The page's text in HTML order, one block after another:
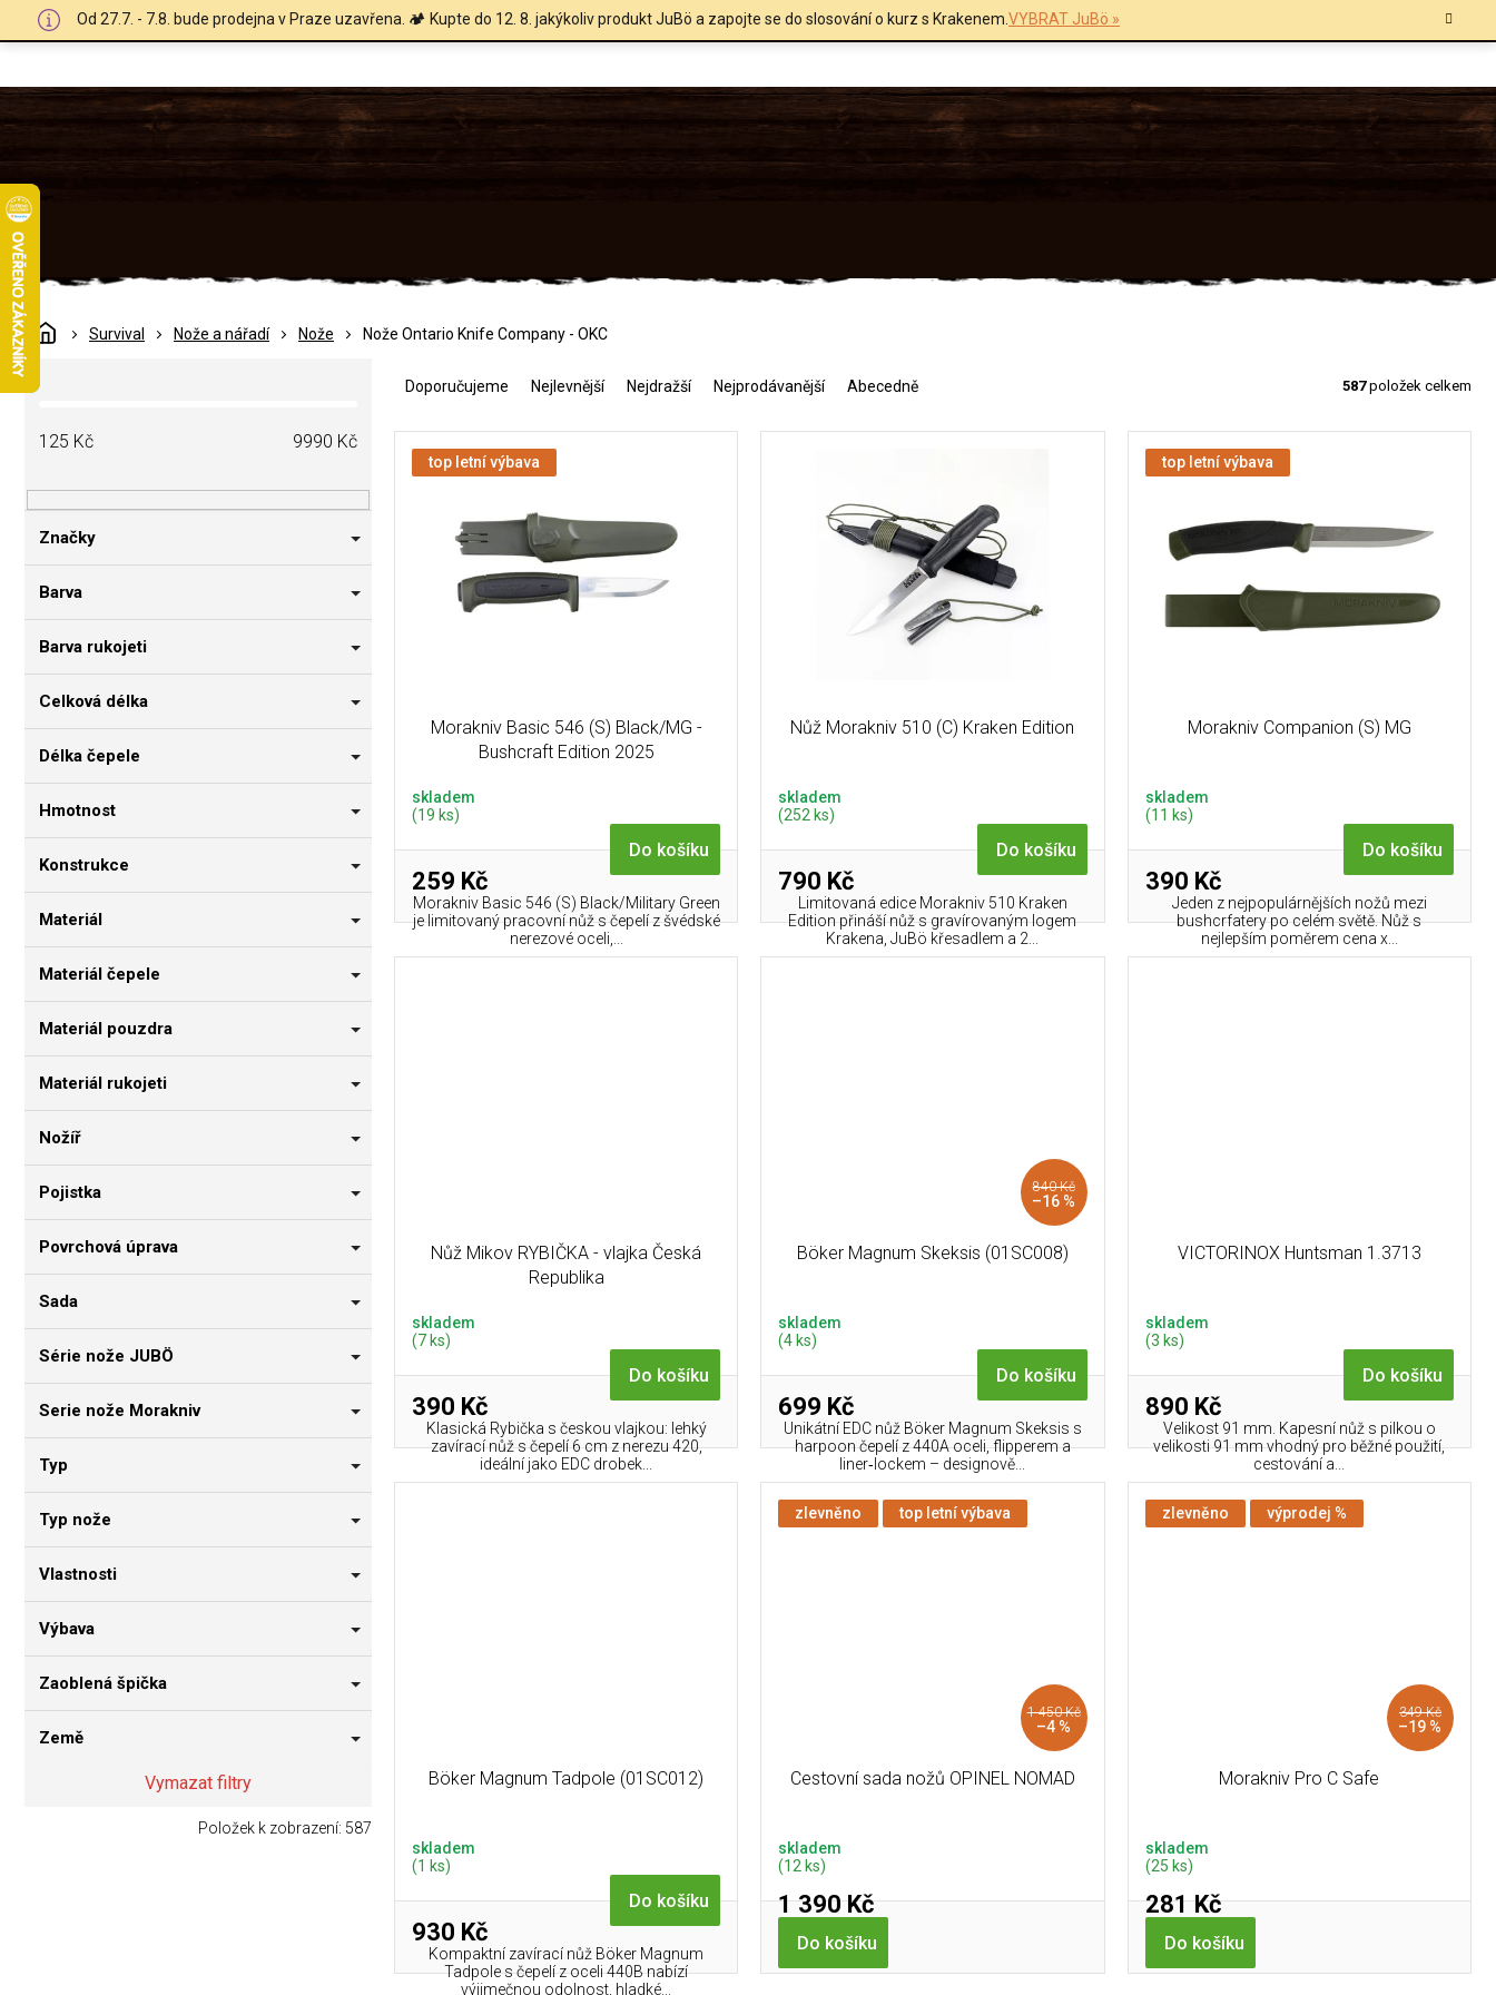
Od 27.7. - 7.8. bude prodejna v Praze uzavřena. 🏕️ Kupte do 12. 8. jakýkoliv produkt JuBö a zapojte se do slosování o kurz s Krakenem.VYBRAT JuBö »
DomůSurvival Nože a nářadí Nože Nože Ontario Knife Company - OKC
P
o
a
n
í
a
125 Kč 9990 Kč
Značky
Barva
Barva rukojeti
Celková délka
Délka čepele
Hmotnost
Konstrukce
Materiál
Materiál čepele
Materiál pouzdra
Materiál rukojeti
Nožíř
Pojistka
Povrchová úprava
Sada
Série nože JUBÖ
Serie nože Morakniv
Typ
Typ nože
Vlastnosti
Výbava
Zaoblená špička
Země
Vymazat filtry
Položek k zobrazení: 587
e
Doporučujeme Nejlevnější Nejdražší Nejprodávanější Abecedně 587položek celkem
top letní výbava
Morakniv Basic 546 (S) Black/MG -
Bushcraft Edition 2025
skladem
(19 ks)
259 Kč
Do košíku
Morakniv Basic 546 (S) Black/Military Green
je limitovaný pracovní nůž s čepelí z švédské
nerezové oceli,...
Nůž Morakniv 510 (C) Kraken Edition
skladem
(252 ks)
790 Kč
Do košíku
Limitovaná edice Morakniv 510 Kraken
Edition přináší nůž s gravírovaným logem
Krakena, JuBö křesadlem a 2...
top letní výbava
Morakniv Companion (S) MG
skladem
(11 ks)
390 Kč
Do košíku
Jeden z nejpopulárnějších nožů mezi
bushcrfatery po celém světě. Nůž s
nejlepším poměrem cena x...
Nůž Mikov RYBIČKA - vlajka Česká
Republika
skladem
(7 ks)
390 Kč
Do košíku
Klasická Rybička s českou vlajkou: lehký
zavírací nůž s čepelí 6 cm z nerezu 420,
ideální jako EDC drobek...
840 Kč
–16 %
Böker Magnum Skeksis (01SC008)
skladem
(4 ks)
699 Kč
Do košíku
Unikátní EDC nůž Böker Magnum Skeksis s
harpoon čepelí z 440A oceli, flipperem a
liner‑lockem – designově...
VICTORINOX Huntsman 1.3713
skladem
(3 ks)
890 Kč
Do košíku
Velikost 91 mm. Kapesní nůž s pilkou o
velikosti 91 mm vhodný pro běžné použití,
cestování a...
Böker Magnum Tadpole (01SC012)
skladem
(1 ks)
930 Kč
Do košíku
Kompaktní zavírací nůž Böker Magnum
Tadpole s čepelí z oceli 440B nabízí
výjimečnou odolnost, hladké...
zlevněno top letní výbava
1 450 Kč
–4 %
Cestovní sada nožů OPINEL NOMAD
skladem
(12 ks)
1 390 Kč
Do košíku
zlevněno výprodej %
349 Kč
–19 %
Morakniv Pro C Safe
skladem
(25 ks)
281 Kč
Do košíku